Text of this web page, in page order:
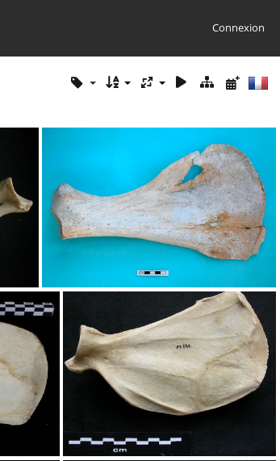
Connexion
Scapula : vue médiale